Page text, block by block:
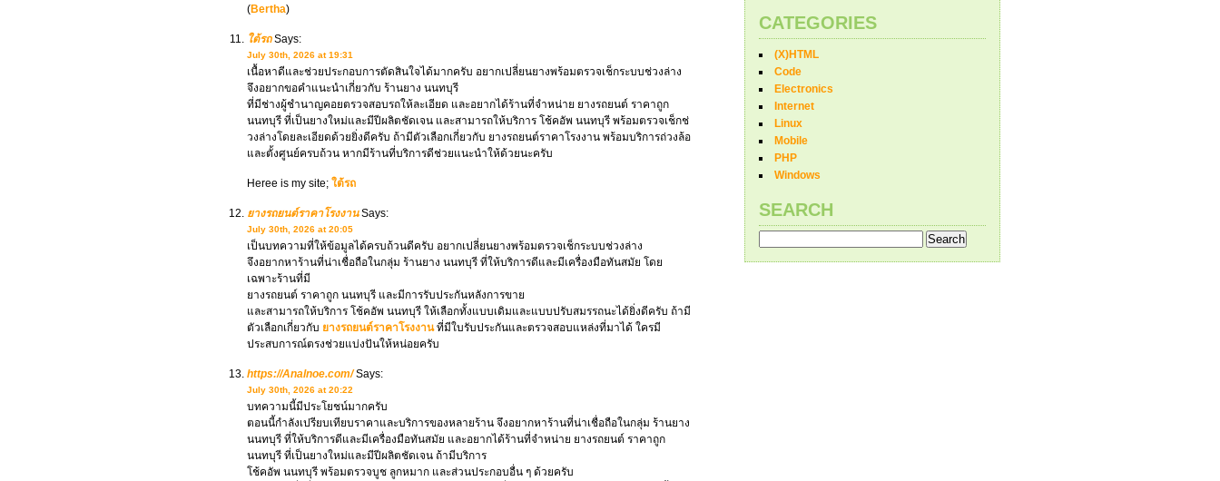
(Bertha)
ใต้รถSays:
July 30th, 2026 at 19:31
เนื้อหาดีและช่วยประกอบการตัดสินใจได้มากครับ อยากเปลี่ยนยางพร้อมตรวจเช็กระบบช่วงล่าง
จึงอยากขอคำแนะนำเกี่ยวกับ ร้านยาง นนทบุรี
ที่มีช่างผู้ชำนาญคอยตรวจสอบรถให้ละเอียด และอยากได้ร้านที่จำหน่าย ยางรถยนต์ ราคาถูก
นนทบุรี ที่เป็นยางใหม่และมีปีผลิตชัดเจน และสามารถให้บริการ โช้คอัพ นนทบุรี พร้อมตรวจเช็กช่
วงล่างโดยละเอียดด้วยยิ่งดีครับ ถ้ามีตัวเลือกเกี่ยวกับ ยางรถยนต์ราคาโรงงาน พร้อมบริการถ่วงล้อ
และตั้งศูนย์ครบถ้วน หากมีร้านที่บริการดีช่วยแนะนำให้ด้วยนะครับ
Heree is my site; ใต้รถ
ยางรถยนต์ราคาโรงงานSays:
July 30th, 2026 at 20:05
เป็นบทความที่ให้ข้อมูลได้ครบถ้วนดีครับ อยากเปลี่ยนยางพร้อมตรวจเช็กระบบช่วงล่าง
จึงอยากหาร้านที่น่าเชื่อถือในกลุ่ม ร้านยาง นนทบุรี ที่ให้บริการดีและมีเครื่องมือทันสมัย โดย
เฉพาะร้านที่มี
ยางรถยนต์ ราคาถูก นนทบุรี และมีการรับประกันหลังการขาย
และสามารถให้บริการ โช้คอัพ นนทบุรี ให้เลือกทั้งแบบเดิมและแบบปรับสมรรถนะได้ยิ่งดีครับ ถ้ามี
ตัวเลือกเกี่ยวกับ ยางรถยนต์ราคาโรงงานที่มีใบรับประกันและตรวจสอบแหล่งที่มาได้ ใครมี
ประสบการณ์ตรงช่วยแบ่งปันให้หน่อยครับ
https://Analnoe.com/Says:
July 30th, 2026 at 20:22
บทความนี้มีประโยชน์มากครับ
ตอนนี้กำลังเปรียบเทียบราคาและบริการของหลายร้าน จึงอยากหาร้านที่น่าเชื่อถือในกลุ่ม ร้านยาง
นนทบุรี ที่ให้บริการดีและมีเครื่องมือทันสมัย และอยากได้ร้านที่จำหน่าย ยางรถยนต์ ราคาถูก
นนทบุรี ที่เป็นยางใหม่และมีปีผลิตชัดเจน ถ้ามีบริการ
โช้คอัพ นนทบุรี พร้อมตรวจบูช ลูกหมาก และส่วนประกอบอื่น ๆ ด้วยครับ
CATEGORIES
(X)HTML
Code
Electronics
Internet
Linux
Mobile
PHP
Windows
SEARCH